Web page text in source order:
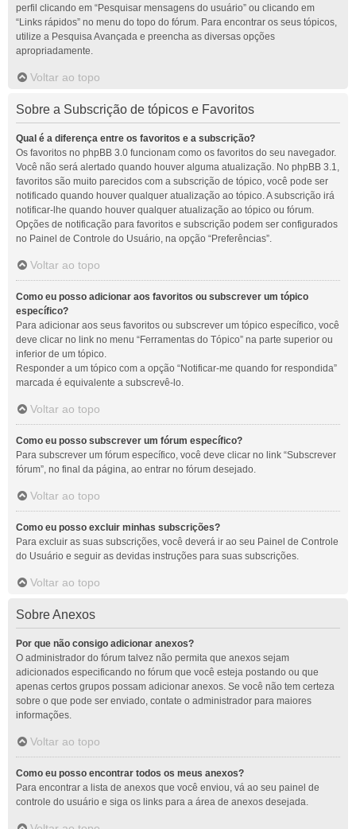
perfil clicando em “Pesquisar mensagens do usuário” ou clicando em
“Links rápidos” no menu do topo do fórum. Para encontrar os seus tópicos,
utilize a Pesquisa Avançada e preencha as diversas opções
apropriadamente.
Voltar ao topo
Sobre a Subscrição de tópicos e Favoritos
Qual é a diferença entre os favoritos e a subscrição?
Os favoritos no phpBB 3.0 funcionam como os favoritos do seu navegador.
Você não será alertado quando houver alguma atualização. No phpBB 3.1,
favoritos são muito parecidos com a subscrição de tópico, você pode ser
notificado quando houver qualquer atualização ao tópico. A subscrição irá
notificar-lhe quando houver qualquer atualização ao tópico ou fórum.
Opções de notificação para favoritos e subscrição podem ser configurados
no Painel de Controle do Usuário, na opção “Preferências”.
Voltar ao topo
Como eu posso adicionar aos favoritos ou subscrever um tópico
específico?
Para adicionar aos seus favoritos ou subscrever um tópico específico, você
deve clicar no link no menu “Ferramentas do Tópico” na parte superior ou
inferior de um tópico.
Responder a um tópico com a opção “Notificar-me quando for respondida”
marcada é equivalente a subscrevê-lo.
Voltar ao topo
Como eu posso subscrever um fórum específico?
Para subscrever um fórum específico, você deve clicar no link “Subscrever
fórum”, no final da página, ao entrar no fórum desejado.
Voltar ao topo
Como eu posso excluir minhas subscrições?
Para excluir as suas subscrições, você deverá ir ao seu Painel de Controle
do Usuário e seguir as devidas instruções para suas subscrições.
Voltar ao topo
Sobre Anexos
Por que não consigo adicionar anexos?
O administrador do fórum talvez não permita que anexos sejam
adicionados especificando no fórum que você esteja postando ou que
apenas certos grupos possam adicionar anexos. Se você não tem certeza
sobre o que pode ser enviado, contate o administrador para maiores
informações.
Voltar ao topo
Como eu posso encontrar todos os meus anexos?
Para encontrar a lista de anexos que você enviou, vá ao seu painel de
controle do usuário e siga os links para a área de anexos desejada.